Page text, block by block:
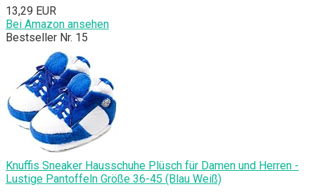
13,29 EUR
Bei Amazon ansehen
Bestseller Nr. 15
Knuffis Sneaker Hausschuhe Plüsch für Damen und Herren -
Lustige Pantoffeln Größe 36-45 (Blau Weiß)